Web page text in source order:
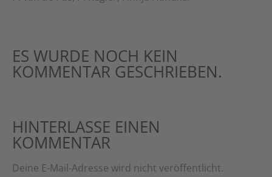
ES WURDE NOCH KEIN
KOMMENTAR GESCHRIEBEN.
HINTERLASSE EINEN
KOMMENTAR
Deine E-Mail-Adresse wird nicht veröffentlicht.